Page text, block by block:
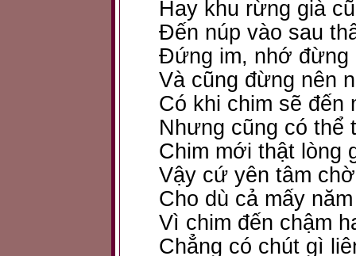
Hay khu rừng già
Đến núp vào sau
Đứng im, nhớ đừng
Và cũng đừng nên
Có khi chim sẽ đến
Nhưng cũng có thể
Chim mới thật lòng
Vậy cứ yên tâm
Cho dù cả mấy
Vì chim đến chậm
Chẳng có chút gì